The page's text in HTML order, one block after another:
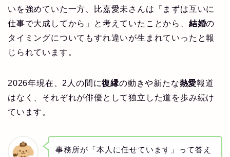
いを強めていた一方、比嘉愛未さんは「まずは互いに
仕事で大成してから」と考えていたことから、 結婚の
タイミングについてもすれ違いが生まれていったと報
じられています。
2026年現在、2人の間に復縁の動きや新たな熱愛報道
はなく、それぞれが俳優として独立した道を歩み続け
ています。
事務所が「本人に任せています」って答え